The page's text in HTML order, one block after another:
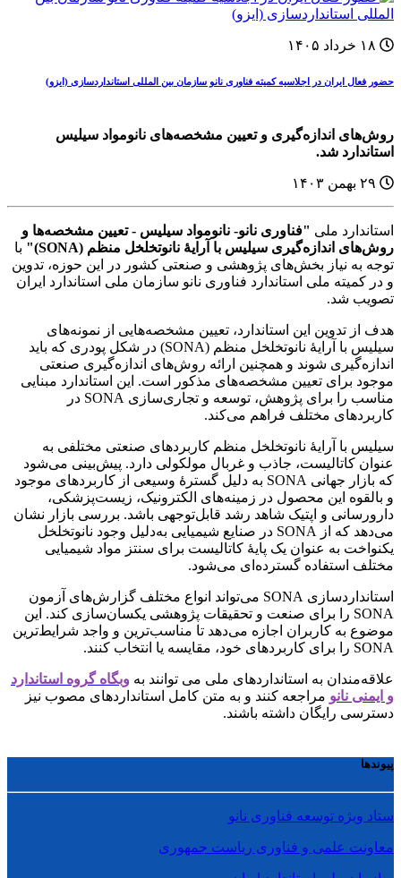
حضور فعال ایران در اجلاسیه کمیته فناوری نانو سازمان بین المللی استانداردسازی (ایزو)
روش‌های اندازه‌گیری و تعیین‌ مشخصه‌های نانومواد سیلیس
استاندارد شد.
استاندارد ملی "فناوری نانو- نانومواد سیلیس - تعیین‌ مشخصه‌ها و
روش‌های اندازه‌گیری سیلیس با آرایۀ نانوتخلخل منظم (SONA)"
با
توجه به نیاز بخش‌های پژوهشی و صنعتی کشور در این حوزه، تدوین
و در کمیته ملی استاندارد فناوری نانو سازمان ملی استاندارد ایران
تصویب شد.
هدف از تدوین این استاندارد، تعیین مشخصه‌هایی از نمونه‌های
سیلیس با آرایۀ نانوتخلخل منظم (SONA) در شکل پودری که باید
اندازه‌گیری شوند و همچنین ارائه روش‌های اندازه‌گیری صنعتی
موجود برای تعیین مشخصه‌های مذکور است. این استاندارد مبنایی
مناسب را برای پژوهش، توسعه و تجاری‌سازی SONA در
کاربردهای مختلف فراهم می‌کند.
سیلیس با آرایۀ نانوتخلخل منظم کاربردهای صنعتی مختلفی به
عنوان کاتالیست، جاذب و غربال مولکولی دارد. پیش‌بینی می‌شود
که بازار جهانی SONA به دلیل گسترۀ وسیعی از کاربردهای موجود
و بالقوه این محصول در زمینه‌های الکترونیک، زیست‌پزشکی،
دارورسانی و اپتیک شاهد رشد قابل‌توجهی باشد. بررسی بازار نشان
می‌دهد که از SONA در صنایع شیمیایی به‌دلیل وجود نانوتخلخل
یکنواخت به عنوان یک پایۀ کاتالیست برای سنتز مواد شیمیایی
مختلف استفاده گسترده‌ای می‌شود.
استانداردسازی SONA می‌تواند انواع مختلف گزارش‌های آزمون
SONA را برای صنعت و تحقیقات پژوهشی یکسان‌سازی کند. این
موضوع به کاربران اجازه می‌دهد تا مناسب‌ترین و واجد شرایط‌ترین
SONA را برای کاربرد‌های خود، مقایسه یا انتخاب کنند.
علاقه‌مندان به استانداردهای ملی می توانند به وبگاه گروه استاندارد
و ایمنی نانو مراجعه کنند و به متن کامل استانداردهای مصوب نیز
دسترسی رایگان داشته باشند.
پیوندها
ستاد ویژه توسعه فناوری نانو
معاونت علمی و فناوری ریاست جمهوری